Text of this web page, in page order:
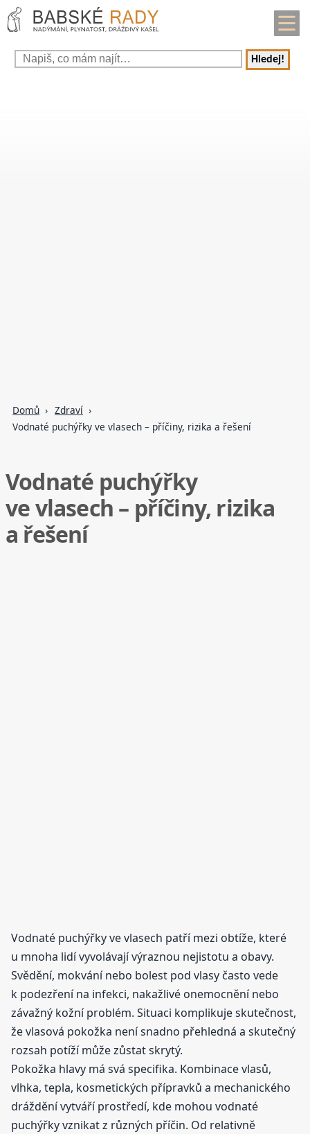
Hledej!
Domů
Zdraví
Vodnaté puchýřky ve vlasech – příčiny, rizika a řešení
Vodnaté puchýřky
ve vlasech – příčiny, rizika
a řešení
Vodnaté puchýřky ve vlasech patří mezi obtíže, které
u mnoha lidí vyvolávají výraznou nejistotu a obavy.
Svědění, mokvání nebo bolest pod vlasy často vede
k podezření na infekci, nakažlivé onemocnění nebo
závažný kožní problém. Situaci komplikuje skutečnost,
že vlasová pokožka není snadno přehledná a skutečný
rozsah potíží může zůstat skrytý.
Pokožka hlavy má svá specifika. Kombinace vlasů,
vlhka, tepla, kosmetických přípravků a mechanického
dráždění vytváří prostředí, kde mohou vodnaté
puchýřky vznikat z různých příčin. Od relativně